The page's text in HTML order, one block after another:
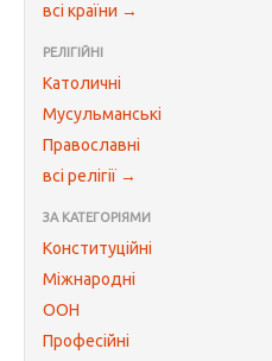
всі країни →
РЕЛІГІЙНІ
Католичні
Мусульманські
Православні
всі релігії →
ЗА КАТЕГОРІЯМИ
Конституційні
Міжнародні
ООН
Професійні